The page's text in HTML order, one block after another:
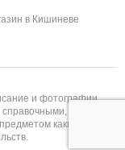
в Кишиневе
и фотографии
носят
каких-либо